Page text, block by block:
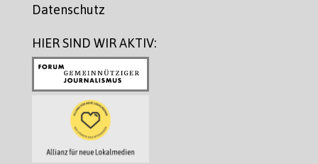
Datenschutz
HIER SIND WIR AKTIV: